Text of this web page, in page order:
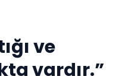
ve
vardır.”